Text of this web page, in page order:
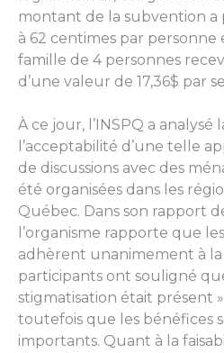
montant de la subvention a
à 62 centimes par personne
famille de 4 personnes
d’une valeur de 17,36$ par
À ce jour, l’INSPQ a analysé
l’acceptabilité d’une telle
de discussions avec des
été organisées dans les
Québec. Dans son rapport
l’organisme rapporte que
adhèrent unanimement à la
participants ont souligné
stigmatisation était présent
toutefois que les bénéfices
importants. Quant à la